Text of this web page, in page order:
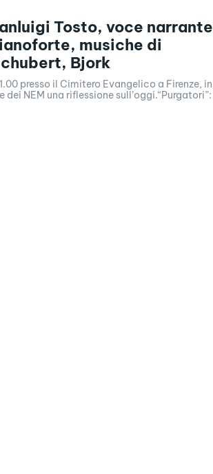
Tosto, voce narrante
musiche di
Bjork
presso il Cimitero Evangelico a Firenze, in
NEM una riflessione sull’oggi.“Purgatori”: